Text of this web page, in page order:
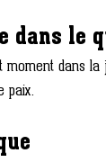
dans le
dans
paix.